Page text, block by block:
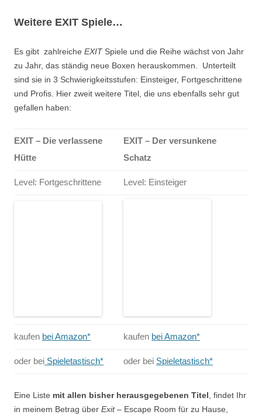
Weitere EXIT Spiele…
Es gibt zahlreiche EXITSpiele und die Reihe wächst von Jahr
zu Jahr, das ständig neue Boxen herauskommen. Unterteilt
sind sie in 3 Schwierigkeitsstufen: Einsteiger, Fortgeschrittene
und Profis. Hier zweit weitere Titel, die uns ebenfalls sehr gut
gefallen haben:
EXIT – Die verlassene
Hütte
EXIT – Der versunkene
Schatz
Level: Fortgeschrittene Level: Einsteiger
kaufen bei Amazon* kaufen bei Amazon*
oder bei Spieletastisch* oder bei Spieletastisch*
Eine Liste mit allen bisher herausgegebenen Titel, findet Ihr
in meinem Betrag über Exit– Escape Room für zu Hause,